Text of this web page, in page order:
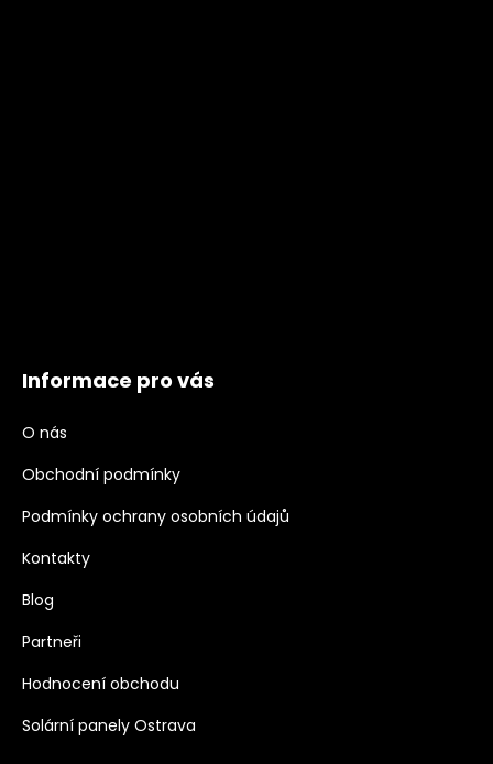
Informace pro vás
O nás
Obchodní podmínky
Podmínky ochrany osobních údajů
Kontakty
Blog
Partneři
Hodnocení obchodu
Solární panely Ostrava